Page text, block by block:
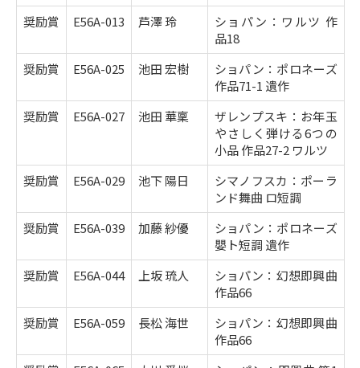
奨励賞
E56A-013 芦澤 玲
ショパン：ワルツ 作
品18
奨励賞
E56A-025 池田 宏樹
ショパン：ポロネーズ
作品71-1 遺作
奨励賞
E56A-027 池田 華稟
ザレンプスキ：お年玉
やさしく弾ける6つの
小品 作品27-2 ワルツ
奨励賞
E56A-029 池下 陽日
シマノフスカ：ポーラ
ンド舞曲 ロ短調
奨励賞
E56A-039 加藤 紗優
ショパン：ポロネーズ
嬰ト短調 遺作
奨励賞
E56A-044 上坂 琉人
ショパン：幻想即興曲
作品66
奨励賞
E56A-059 長松 海世
ショパン：幻想即興曲
作品66